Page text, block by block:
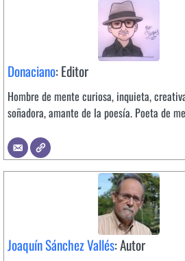
Donaciano: Editor
Hombre de mente curiosa, inquieta,
soñadora, amante de la poesía. Poeta de
Joaquín Sánchez Vallés: Autor